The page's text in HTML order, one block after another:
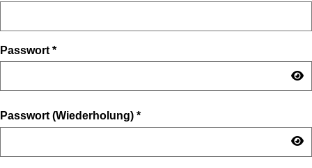
Passwort *
Passwort (Wiederholung) *